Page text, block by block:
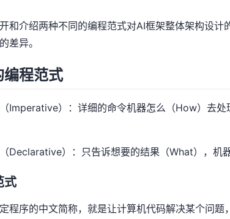
和介绍两种不同的编程范式对AI框架整体架构设计
差异。
编程范式
Imperative）：详细的命令机器怎么（How）去处
Declarative）：只告诉想要的结果（What），机
式
程序的中文简称，就是让计算机代码解决某个问题